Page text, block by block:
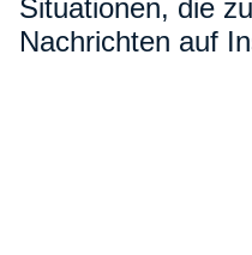
Situationen, die
Nachrichten auf